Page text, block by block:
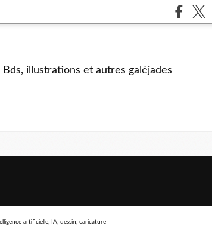
Bds, illustrations et autres galéjades